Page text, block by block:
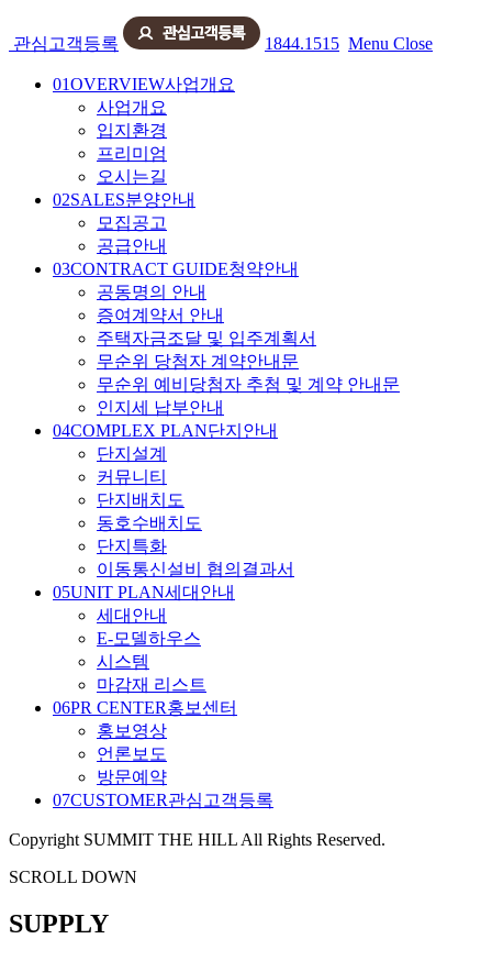
관심고객등록 1844.1515 Menu Close
01OVERVIEW사업개요
사업개요
입지환경
프리미엄
오시는길
02SALES분양안내
모집공고
공급안내
03CONTRACT GUIDE청약안내
공동명의 안내
증여계약서 안내
주택자금조달 및 입주계획서
무순위 당첨자 계약안내문
무순위 예비당첨자 추첨 및 계약 안내문
인지세 납부안내
04COMPLEX PLAN단지안내
단지설계
커뮤니티
단지배치도
동호수배치도
단지특화
이동통신설비 협의결과서
05UNIT PLAN세대안내
세대안내
E-모델하우스
시스템
마감재 리스트
06PR CENTER홍보센터
홍보영상
언론보도
방문예약
07CUSTOMER관심고객등록
Copyright SUMMIT THE HILL All Rights Reserved.
SCROLL DOWN
SUPPLY